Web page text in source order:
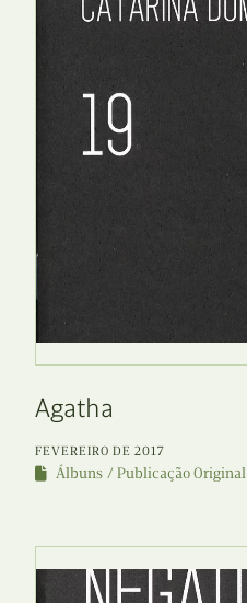
Agatha
FEVEREIRO DE 2017
Álbuns Publicação Original